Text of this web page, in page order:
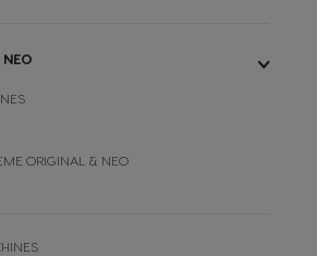
NEO
ORIGINAL & NEO